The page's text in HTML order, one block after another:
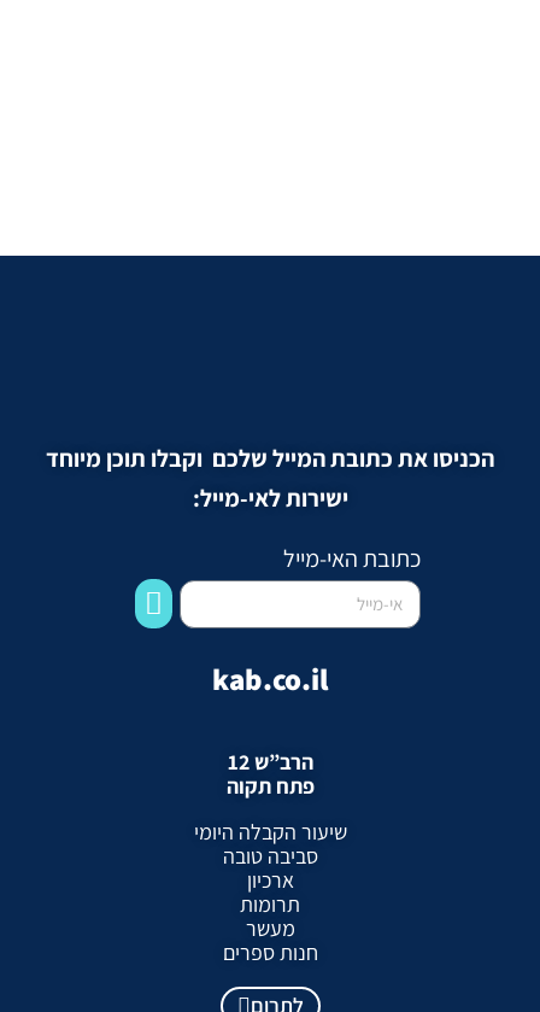
הכניסו את כתובת המייל שלכם וקבלו תוכן מיוחד
ישירות לאי-מייל:
כתובת האי-מייל
kab.co.il
הרב”ש 12
פתח תקוה
שיעור הקבלה היומי
סביבה טובה
ארכיון
תרומות
מעשר
חנות ספרים
לתרום